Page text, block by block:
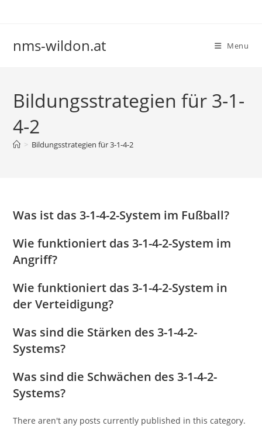
nms-wildon.at Menu
Bildungsstrategien für 3-1-
4-2
> Bildungsstrategien für 3-1-4-2
Was ist das 3-1-4-2-System im Fußball?
Wie funktioniert das 3-1-4-2-System im
Angriff?
Wie funktioniert das 3-1-4-2-System in
der Verteidigung?
Was sind die Stärken des 3-1-4-2-
Systems?
Was sind die Schwächen des 3-1-4-2-
Systems?
There aren't any posts currently published in this category.